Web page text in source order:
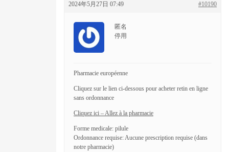
2024年5月27日 07:49 #10190
匿名
停用
Pharmacie européenne
Cliquez sur le lien ci-dessous pour acheter retin en ligne
sans ordonnance
Cliquez ici – Allez à la pharmacie
Forme medicale: pilule
Ordonnance requise: Aucune prescription requise (dans
notre pharmacie)